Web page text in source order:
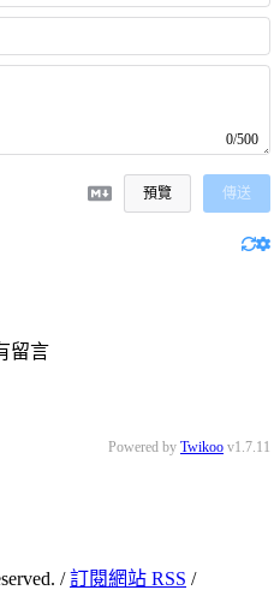
0/500
預覽 傳送
留言
Powered by Twikoo v1.7.11
/訂閱網站 RSS /